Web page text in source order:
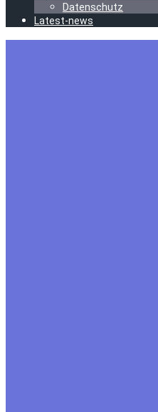
Datenschutz
Latest-news